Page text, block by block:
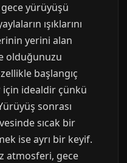
gece yürüyüşü
ışıklarını
yerini alan
olduğunuzu
başlangıç
idealdir çünkü
sonrası
sıcak bir
ise ayrı bir keyif.
atmosferi, gece